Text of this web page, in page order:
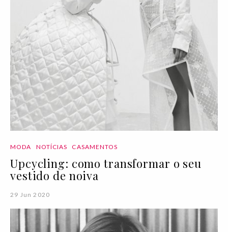
MODA NOTÍCIAS CASAMENTOS
Upcycling: como transformar o seu
vestido de noiva
29 Jun 2020